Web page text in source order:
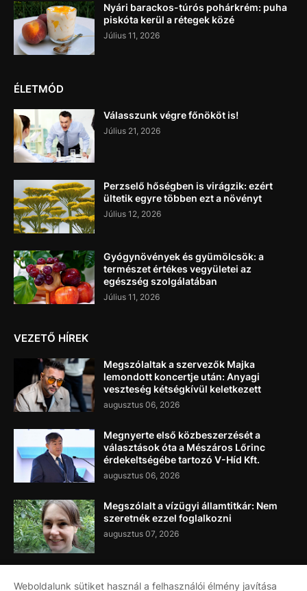
Nyári barackos-túrós pohárkrém: puha
piskóta kerül a rétegek közé
Július 11, 2026
ÉLETMÓD
Válasszunk végre főnököt is!
Július 21, 2026
Perzselő hőségben is virágzik: ezért
ültetik egyre többen ezt a növényt
Július 12, 2026
Gyógynövények és gyümölcsök: a
természet értékes vegyületei az
egészség szolgálatában
Július 11, 2026
VEZETŐ HÍREK
Megszólaltak a szervezők Majka
lemondott koncertje után: Anyagi
veszteség kétségkívül keletkezett
augusztus 06, 2026
Megnyerte első közbeszerzését a
választások óta a Mészáros Lőrinc
érdekeltségébe tartozó V-Híd Kft.
augusztus 06, 2026
Megszólalt a vízügyi államtitkár: Nem
szeretnék ezzel foglalkozni
augusztus 07, 2026
Weboldalunk sütiket használ a felhasználói élmény javítása